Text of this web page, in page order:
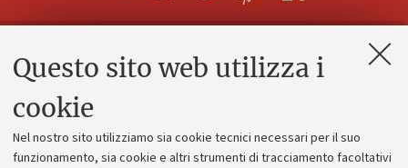
Questo sito web utilizza i
cookie
Nel nostro sito utilizziamo sia cookie tecnici necessari per il suo
funzionamento, sia cookie e altri strumenti di tracciamento facoltativi
Contatti e PEC
Alumni community